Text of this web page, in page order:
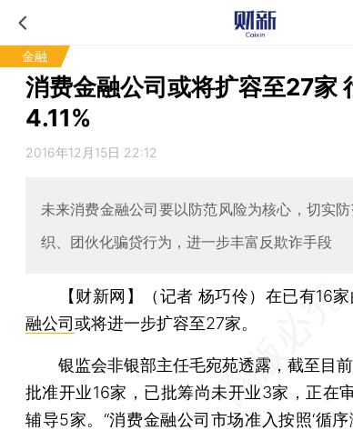
金融
消费金融公司或将扩容至27家
4.11%
2016年12月15日 22:12
未来消费金融公司要以防范风险为核心，切实
织、团伙化骗贷行为，进一步丰富反欺诈手段
【财新网】（记者 杨巧伶） 在已有16
融公司或将进一步扩容至27家。
银监会非银部主任毛宛苑透露，截至目前
批准开业16家，已批筹尚未开业3家，正在
辅导5家。“消费金融公司市场准入按照‘循序